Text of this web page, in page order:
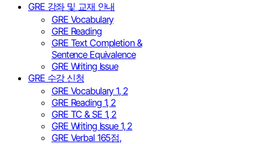
GRE 강좌 및 교재 안내
GRE Vocabulary
GRE Reading
GRE Text Completion &
Sentence Equivalence
GRE Writing Issue
GRE 수강 신청
GRE Vocabulary 1, 2
GRE Reading 1, 2
GRE TC & SE 1, 2
GRE Writing Issue 1, 2
GRE Verbal 165점,